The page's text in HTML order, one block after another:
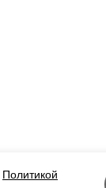
Политикой